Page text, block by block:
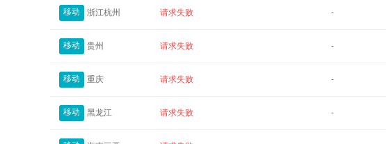
移动 浙江杭州 请求失败 -
移动 贵州 请求失败 -
移动 重庆 请求失败 -
移动 黑龙江 请求失败 -